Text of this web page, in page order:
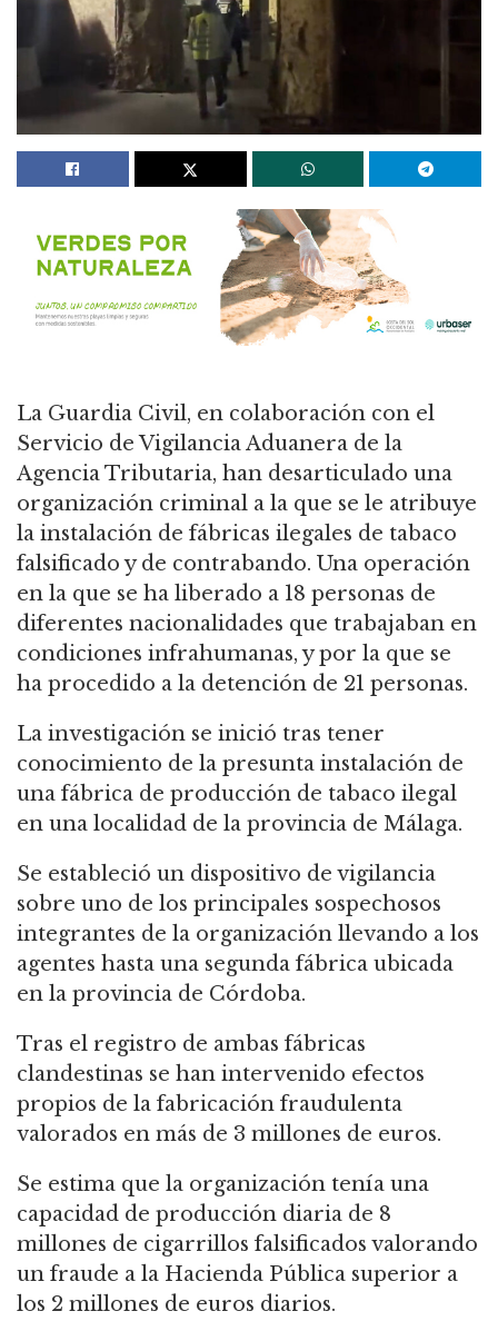
La Guardia Civil, en colaboración con el
Servicio de Vigilancia Aduanera de la
Agencia Tributaria, han desarticulado una
organización criminal a la que se le atribuye
la instalación de fábricas ilegales de tabaco
falsificado y de contrabando. Una operación
en la que se ha liberado a 18 personas de
diferentes nacionalidades que trabajaban en
condiciones infrahumanas, y por la que se
ha procedido a la detención de 21 personas.
La investigación se inició tras tener
conocimiento de la presunta instalación de
una fábrica de producción de tabaco ilegal
en una localidad de la provincia de Málaga.
Se estableció un dispositivo de vigilancia
sobre uno de los principales sospechosos
integrantes de la organización llevando a los
agentes hasta una segunda fábrica ubicada
en la provincia de Córdoba.
Tras el registro de ambas fábricas
clandestinas se han intervenido efectos
propios de la fabricación fraudulenta
valorados en más de 3 millones de euros.
Se estima que la organización tenía una
capacidad de producción diaria de 8
millones de cigarrillos falsificados valorando
un fraude a la Hacienda Pública superior a
los 2 millones de euros diarios.